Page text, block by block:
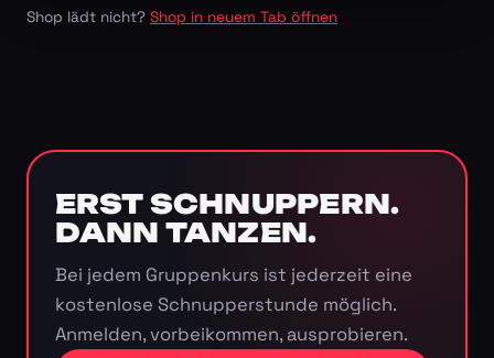
Shop lädt nicht? Shop in neuem Tab öffnen
ERST SCHNUPPERN.
DANN TANZEN.
Bei jedem Gruppenkurs ist jederzeit eine
kostenlose Schnupperstunde möglich.
Anmelden, vorbeikommen, ausprobieren.